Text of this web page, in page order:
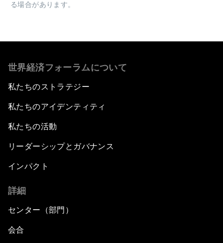
る場合があります。
世界経済フォーラムについて
私たちのストラテジー
私たちのアイデンティティ
私たちの活動
リーダーシップとガバナンス
インパクト
詳細
センター（部門）
会合